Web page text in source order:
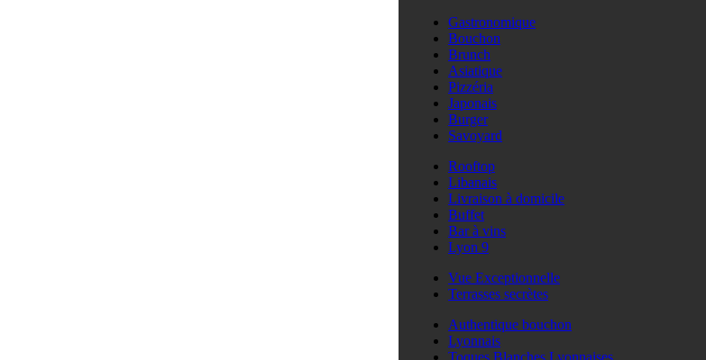
Gastronomique
Bouchon
Brunch
Asiatique
Pizzéria
Japonais
Burger
Savoyard
Rooftop
Libanais
Livraison à domicile
Buffet
Bar à vins
Lyon 9
Vue Exceptionnelle
Terrasses secrètes
Authentique bouchon
Lyonnais
Toques Blanches Lyonnaises